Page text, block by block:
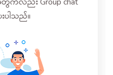
ပါသည်။